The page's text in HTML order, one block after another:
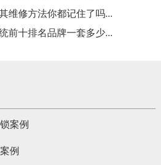
维修方法你都记住了吗...
前十排名品牌一套多少...
案例
例